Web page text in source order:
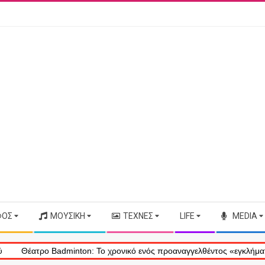
ΜΟΥΣΙΚΉ ΤΈΧΝΕΣ LIFE MEDIA
Το χρονικό ενός προαναγγελθέντος «εγκλήματος» στις